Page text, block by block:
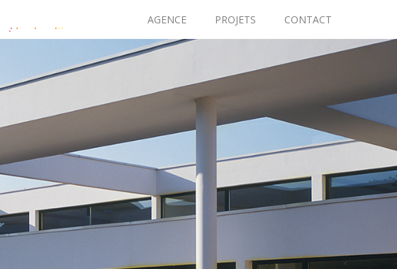
AGENCE PROJETS CONTACT